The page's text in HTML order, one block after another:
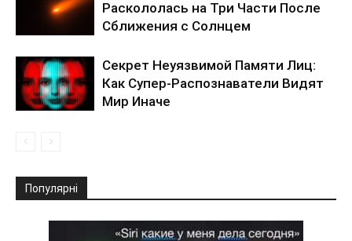
Раскололась на Три Части После
Сближения с Солнцем
Секрет Неуязвимой Памяти Лиц:
Как Супер-Распознаватели Видят
Мир Иначе
Популярні